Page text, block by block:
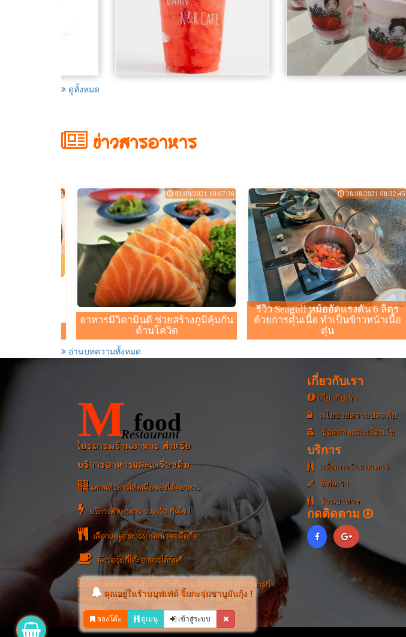
คุณอยู่ในร้านบุฟเฟ่ต์ จิ้มกะจุ่มชาบูมันกุ้ง !
จองโต๊ะ ดูเมนู เข้าสู่ระบบ
น้ำปั่น​ สมูทตี้ สตรอเบอรี่สมูทตี้ ส้มปั่น
เบอร์รี่ มิกเบอรี่ มะม่วง โกโก้มิ้น โกโก้
ดูทั้งหมด
ข่าวสารอาหาร
04/01/2022 13:32:08
อาหารมีวิตามินดี ช่วยสร้างภูมิคุ้มกัน
ต้านโควิด
01/09/2021 10:07:36
รีวิว Seagull หม้ออัดแรงดัน 6 ลิตร
ด้วยการตุ๋นเนื้อ ทำเป็นข้าวหน้าเนื้อ
ตุ๋น
28/08/2021 08:32:45
อ่านบทความทั้งหมด
M food
Restaurant
โปรแกรมร้านอาหาร สำหรับ
บริการอาหารและเครื่องดื่ม
แสกนคิวอาร์โค้ดเพื่อจองโต๊ะอาหาร
บริการสั่งอาหาร รวดเร็ว ทันใจ !
เลือกเมนูอาหารผ่านหน้าจอมือถือ
นั่งรอรับที่โต๊ะอาหารได้ทันที
เพียงแค่หยิบโทรศัพท์มือถือขึ้นมาแล้วเลือกรายการอาหารที่
คุณต้องการ เพียงเท่านี้คุณก็สามารถสั่งอาหารได้ทันที !
เกี่ยวกับเรา
เกี่ยวกับเรา
นโยบายความปลดภัย
ข้อตกลงและเงื่อนไข
บริการ
แพ็คเกจร้านอาหาร
ติต่อเรา
ร้านอาหาร
กดติดตาม